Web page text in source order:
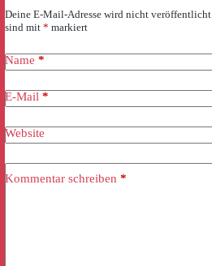
Deine E-Mail-Adresse wird nicht veröffentlicht.
sind mit * markiert
Name *
E-Mail *
Website
Kommentar schreiben *